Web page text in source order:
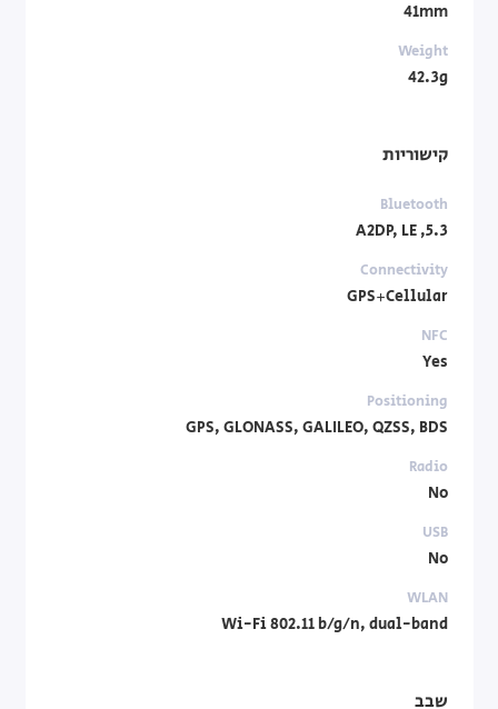
41mm
Weight
42.3g
קישוריות
Bluetooth
5.3, A2DP, LE
Connectivity
GPS+Cellular
NFC
Yes
Positioning
GPS, GLONASS, GALILEO, QZSS, BDS
Radio
No
USB
No
WLAN
Wi-Fi 802.11 b/g/n, dual-band
שבב